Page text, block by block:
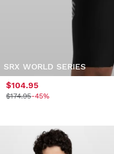
SRX WORLD SERIES
$104.95
$174.95-45%